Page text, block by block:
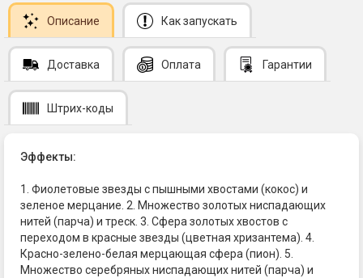
Описание Как запускать
Доставка Оплата Гарантии
Штрих-коды
Эффекты:
1. Фиолетовые звезды с пышными хвостами (кокос) и
зеленое мерцание. 2. Множество золотых ниспадающих
нитей (парча) и треск. 3. Сфера золотых хвостов с
переходом в красные звезды (цветная хризантема). 4.
Красно-зелено-белая мерцающая сфера (пион). 5.
Множество серебряных ниспадающих нитей (парча) и